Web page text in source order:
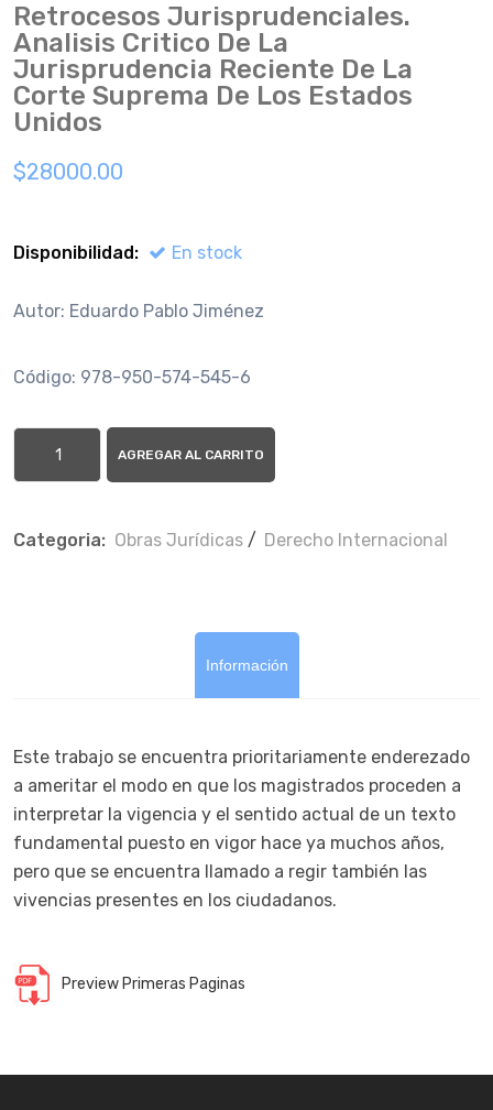
Retrocesos Jurisprudenciales.
Analisis Critico De La
Jurisprudencia Reciente De La
Corte Suprema De Los Estados
Unidos
$28000.00
Disponibilidad: En stock
Autor: Eduardo Pablo Jiménez
Código: 978-950-574-545-6
AGREGAR AL CARRITO
Categoria: Obras Jurí­dicas / Derecho Internacional
Información
Este trabajo se encuentra prioritariamente enderezado
a ameritar el modo en que los magistrados proceden a
interpretar la vigencia y el sentido actual de un texto
fundamental puesto en vigor hace ya muchos años,
pero que se encuentra llamado a regir también las
vivencias presentes en los ciudadanos.
Preview Primeras Paginas